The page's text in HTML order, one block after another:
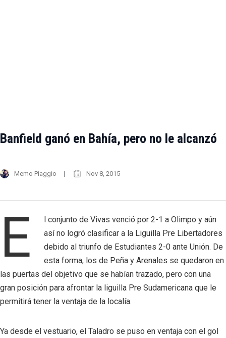
Banfield ganó en Bahía, pero no le alcanzó
Memo Piaggio Nov 8, 2015
E
l conjunto de Vivas venció por 2-1 a Olimpo y aún
así no logró clasificar a la Liguilla Pre Libertadores
debido al triunfo de Estudiantes 2-0 ante Unión. De
esta forma, los de Peña y Arenales se quedaron en
las puertas del objetivo que se habían trazado, pero con una
gran posición para afrontar la liguilla Pre Sudamericana que le
permitirá tener la ventaja de la localía.
Ya desde el vestuario, el Taladro se puso en ventaja con el gol